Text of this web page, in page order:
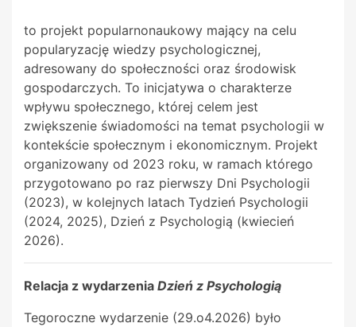
to projekt popularnonaukowy mający na celu
popularyzację wiedzy psychologicznej,
adresowany do społeczności oraz środowisk
gospodarczych. To inicjatywa o charakterze
wpływu społecznego, której celem jest
zwiększenie świadomości na temat psychologii w
kontekście społecznym i ekonomicznym. Projekt
organizowany od 2023 roku, w ramach którego
przygotowano po raz pierwszy Dni Psychologii
(2023), w kolejnych latach Tydzień Psychologii
(2024, 2025), Dzień z Psychologią (kwiecień
2026).
Relacja z wydarzenia Dzień z Psychologią
Tegoroczne wydarzenie (29.o4.2026) było